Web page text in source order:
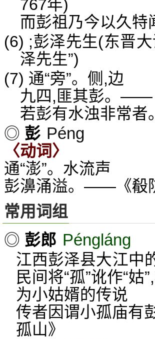
767年)
而彭祖乃今以久
(6) ;彭泽先生(东晋
泽先生”)
(7) 通“旁”。侧,边
九四,匪其彭。——
若彭有水浊非常
◎ 彭 Péng
〈动词〉
通“澎”。水流声
彭濞涌溢。——《殽
常用词组
◎ 彭郎 Péngláng
江西彭泽县大江中
民间将“孤”讹作“姑
为小姑婿的传说
传者因谓小孤庙有
孤山》